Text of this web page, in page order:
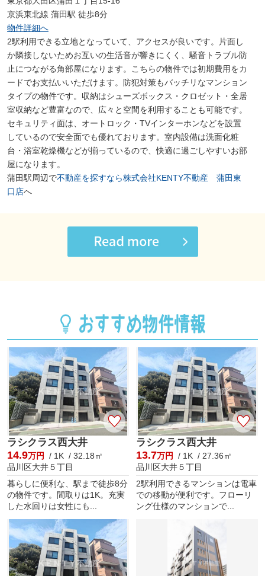
京浜東北線 蒲田駅 徒歩8分
物件詳細へ
2駅利用できる立地となっていて、アクセスが良いです。片面し
か隣接しないためお互いの生活音が響きにくく、騒音トラブル防
止につながる角部屋になります。こちらの物件では初期費用をカ
ードでお支払いいただけます。防犯対策もバッチリなマンション
タイプの物件です。収納はシューズボックス・クロゼット・全居
室収納など豊富なので、広々と空間を利用することも可能です。
セキュリティ面は、オートロック・TVインターホンなどを設置
しているので安全面でも優れております。室内設備は洗面化粧
台・浴室乾燥機などが揃っているので、快適に過ごしやすいお部
屋になります。
蒲田駅周辺で不動産を探すなら株式会社KENTY不動産 蒲田東
口店へ
ラシクラス西大井
14.9万円
/ 1K / 32.18㎡
品川区大井５丁目
暮らしに便利な、駅まで徒歩8分
の物件です。間取りは1K。充実
した水回りは女性にも...
ラシクラス西大井
13.7万円
/ 1K / 27.36㎡
品川区大井５丁目
2駅利用できるマンションは電車
での移動が便利です。フローリ
ング仕様のマンションで...